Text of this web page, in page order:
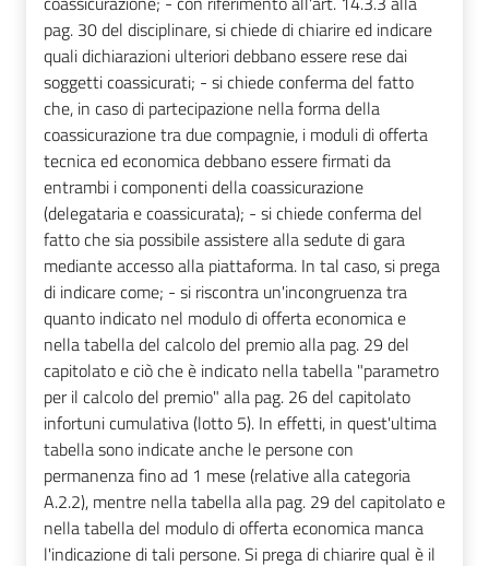
pag. 30 del disciplinare, si chiede di chiarire ed indicare
quali dichiarazioni ulteriori debbano essere rese dai
soggetti coassicurati; - si chiede conferma del fatto
che, in caso di partecipazione nella forma della
coassicurazione tra due compagnie, i moduli di offerta
tecnica ed economica debbano essere firmati da
entrambi i componenti della coassicurazione
(delegataria e coassicurata); - si chiede conferma del
fatto che sia possibile assistere alla sedute di gara
mediante accesso alla piattaforma. In tal caso, si prega
di indicare come; - si riscontra un'incongruenza tra
quanto indicato nel modulo di offerta economica e
nella tabella del calcolo del premio alla pag. 29 del
capitolato e ciò che è indicato nella tabella "parametro
per il calcolo del premio" alla pag. 26 del capitolato
infortuni cumulativa (lotto 5). In effetti, in quest'ultima
tabella sono indicate anche le persone con
permanenza fino ad 1 mese (relative alla categoria
A.2.2), mentre nella tabella alla pag. 29 del capitolato e
nella tabella del modulo di offerta economica manca
l'indicazione di tali persone. Si prega di chiarire qual è il